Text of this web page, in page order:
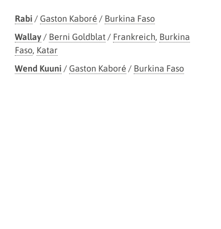
Rabi / Gaston Kaboré / Burkina Faso
Wallay/ Berni Goldblat/ Frankreich, Burkina
Faso, Katar
Wend Kuuni / Gaston Kaboré / Burkina Faso